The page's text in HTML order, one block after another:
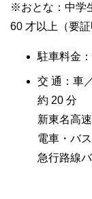
※おとな：中学
60 才以上（要証
駐車料金
交 通：車
約 20 分
新東名高
電車・バ
急行路線